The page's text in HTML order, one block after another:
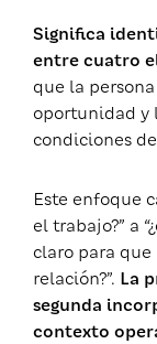
Significa
entre cuatro
que la
oportunidad y
condiciones
Este enfoque
el trabajo?” a
claro para
relación?”. La
segunda
contexto